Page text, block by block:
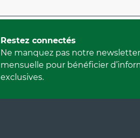
Restez connectés
Ne manquez pas notre newsletter
mensuelle pour bénéficier
exclusives.